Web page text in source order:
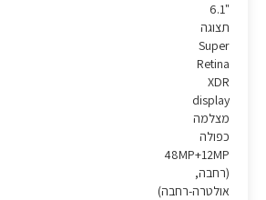
תצוגה
Super
Retina
XDR
display
מצלמה
כפולה
48MP+12MP
(רחבה,
אולטרה-רחבה)